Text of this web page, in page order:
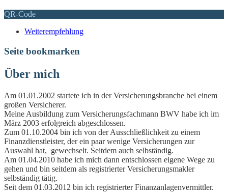
QR-Code
Weiterempfehlung
Seite bookmarken
Über mich
Am 01.01.2002 startete ich in der Versicherungsbranche bei einem
großen Versicherer.
Meine Ausbildung zum Versicherungsfachmann BWV habe ich im
März 2003 erfolgreich abgeschlossen.
Zum 01.10.2004 bin ich von der Ausschließlichkeit zu einem
Finanzdienstleister, der ein paar wenige Versicherungen zur
Auswahl hat, gewechselt. Seitdem auch selbständig.
Am 01.04.2010 habe ich mich dann entschlossen eigene Wege zu
gehen und bin seitdem als registrierter Versicherungsmakler
selbständig tätig.
Seit dem 01.03.2012 bin ich registrierter Finanzanlagenvermittler.